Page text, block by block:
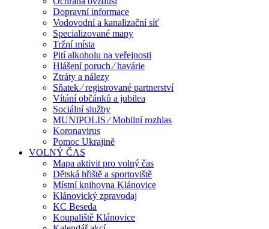
Dopravní informace
Vodovodní a kanalizační síť
Specializované mapy
Tržní místa
Pití alkoholu na veřejnosti
Hlášení poruch ⁄ havárie
Ztráty a nálezy
Sňatek ⁄ registrované partnerství
Vítání občánků a jubilea
Sociální služby
MUNIPOLIS ⁄ Mobilní rozhlas
Koronavirus
Pomoc Ukrajině
VOLNÝ ČAS
Mapa aktivit pro volný čas
Dětská hřiště a sportoviště
Místní knihovna Klánovice
Klánovický zpravodaj
KC Beseda
Koupaliště Klánovice